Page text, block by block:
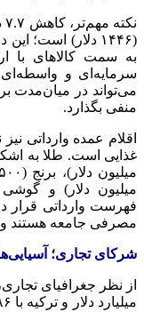
(۱۴۴۶ دلار) است؛
به سمت کالاهای با
سرمایه‌ای و
می‌تواند در میان‌مدت
منفی بگذارد.
اقلام عمده وارداتی
فهرست وارداتی قرار
مصرفی جامعه هستند و
شرکای تجاری؛